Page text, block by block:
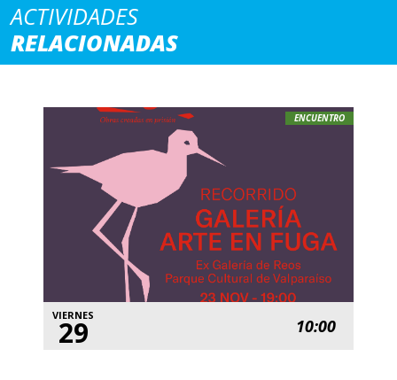
ACTIVIDADES
RELACIONADAS
ENCUENTRO
VIERNES
29 10:00